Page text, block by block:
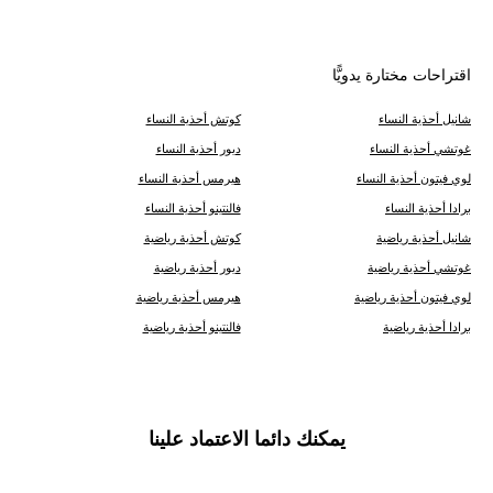
اقتراحات مختارة يدويًّا
شانيل أحذية النساء كوتش أحذية النساء
غوتشي أحذية النساء ديور أحذية النساء
لوي فيتون أحذية النساء هيرمس أحذية النساء
برادا أحذية النساء فالنتينو أحذية النساء
شانيل أحذية رياضية كوتش أحذية رياضية
غوتشي أحذية رياضية ديور أحذية رياضية
لوي فيتون أحذية رياضية هيرمس أحذية رياضية
برادا أحذية رياضية فالنتينو أحذية رياضية
يمكنك دائما الاعتماد علينا